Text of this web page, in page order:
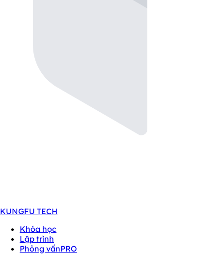
KUNGFU TECH
Khóa học
Lập trình
Phỏng vấnPRO